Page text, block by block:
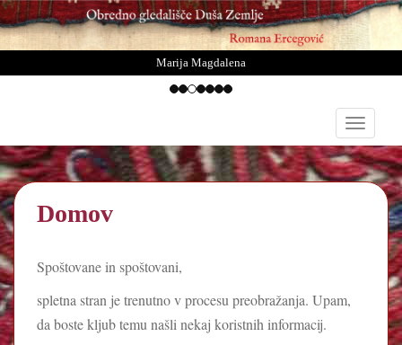
Marija Magdalena
i
p
t
o
m
a
i
n
c
o
Domov
Spoštovane in spoštovani,
spletna stran je trenutno v procesu preobražanja. Upam,
da boste kljub temu našli nekaj koristnih informacij.